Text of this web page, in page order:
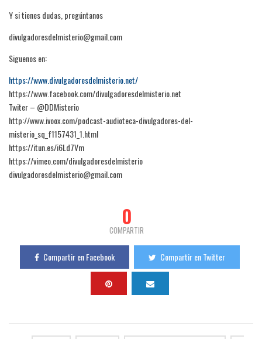
Y si tienes dudas, pregúntanos
divulgadoresdelmisterio@gmail.com
Siguenos en:
https://www.divulgadoresdelmisterio.net/
https://www.facebook.com/divulgadoresdelmisterio.net
Twiter – @DDMisterio
http://www.ivoox.com/podcast-audioteca-divulgadores-del-
misterio_sq_f1157431_1.html
https://itun.es/i6Ld7Vm
https://vimeo.com/divulgadoresdelmisterio
divulgadoresdelmisterio@gmail.com
0
COMPARTIR
Compartir en Facebook Compartir en Twitter